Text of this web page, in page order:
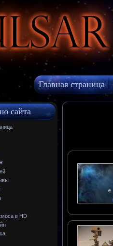
Главная страница
МКС онлайн
сайта
в HD